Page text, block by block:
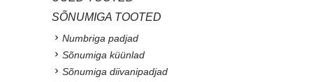
SÕNUMIGA TOOTED
Numbriga padjad
Sõnumiga küünlad
Sõnumiga diivanipadjad